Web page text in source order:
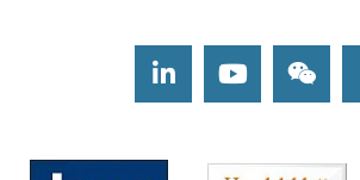
LinkedInYoutube